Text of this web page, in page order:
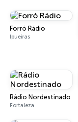
Forró Rádio
Ipueiras
Rádio Nordestinado
Fortaleza